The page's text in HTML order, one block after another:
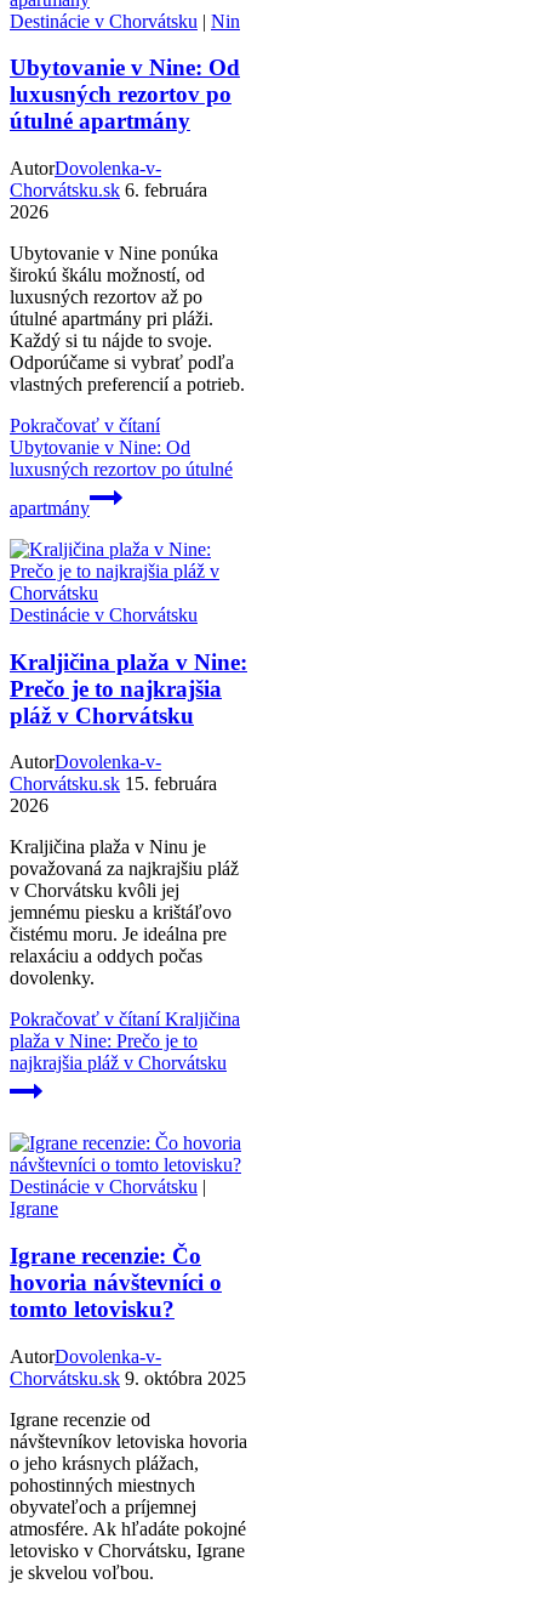
Destinácie v Chorvátsku | Nin
Ubytovanie v Nine: Od
luxusných rezortov po
útulné apartmány
AutorDovolenka-v-
Chorvátsku.sk 6. februára
2026
Ubytovanie v Nine ponúka
širokú škálu možností, od
luxusných rezortov až po
útulné apartmány pri pláži.
Každý si tu nájde to svoje.
Odporúčame si vybrať podľa
vlastných preferencií a potrieb.
Pokračovať v čítaní
Ubytovanie v Nine: Od
luxusných rezortov po útulné
apartmány
Destinácie v Chorvátsku
Kraljičina plaža v Nine:
Prečo je to najkrajšia
pláž v Chorvátsku
AutorDovolenka-v-
Chorvátsku.sk 15. februára
2026
Kraljičina plaža v Ninu je
považovaná za najkrajšiu pláž
v Chorvátsku kvôli jej
jemnému piesku a krištáľovo
čistému moru. Je ideálna pre
relaxáciu a oddych počas
dovolenky.
Pokračovať v čítaníKraljičina
plaža v Nine: Prečo je to
najkrajšia pláž v Chorvátsku
Destinácie v Chorvátsku |
Igrane
Igrane recenzie: Čo
hovoria návštevníci o
tomto letovisku?
AutorDovolenka-v-
Chorvátsku.sk 9. októbra 2025
Igrane recenzie od
návštevníkov letoviska hovoria
o jeho krásnych plážach,
pohostinných miestnych
obyvateľoch a príjemnej
atmosfére. Ak hľadáte pokojné
letovisko v Chorvátsku, Igrane
je skvelou voľbou.